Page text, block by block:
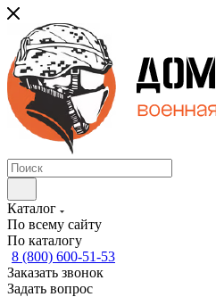
Каталог
По всему сайту
По каталогу
8 (800) 600-51-53
Заказать звонок
Задать вопрос